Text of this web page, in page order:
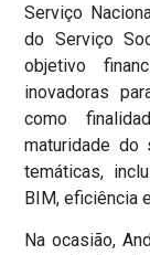
Serviço
do Serviço
objetivo
inovadoras
como
maturidade do
temáticas,
BIM, eficiência
Na ocasião,